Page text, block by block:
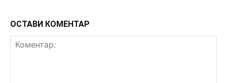
ОСТАВИ КОМЕНТАР